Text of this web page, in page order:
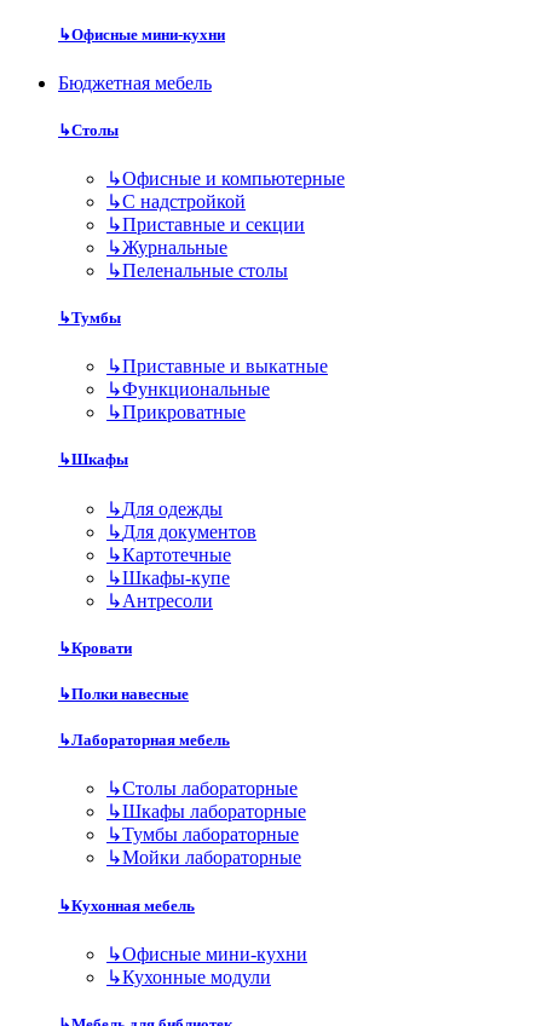
↳Офисные мини-кухни
Бюджетная мебель
↳Столы
↳Офисные и компьютерные
↳С надстройкой
↳Приставные и секции
↳Журнальные
↳Пеленальные столы
↳Тумбы
↳Приставные и выкатные
↳Функциональные
↳Прикроватные
↳Шкафы
↳Для одежды
↳Для документов
↳Картотечные
↳Шкафы-купе
↳Антресоли
↳Кровати
↳Полки навесные
↳Лабораторная мебель
↳Столы лабораторные
↳Шкафы лабораторные
↳Тумбы лабораторные
↳Мойки лабораторные
↳Кухонная мебель
↳Офисные мини-кухни
↳Кухонные модули